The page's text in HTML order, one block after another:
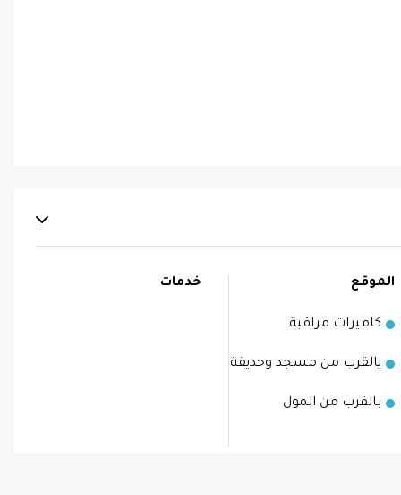
الموقع
كاميرات مراقبة
يالقرب من مسجد وحديقة
بالقرب من المول
خدمات